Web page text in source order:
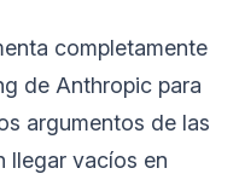
completamente
de Anthropic para
argumentos de las
llegar vacíos en